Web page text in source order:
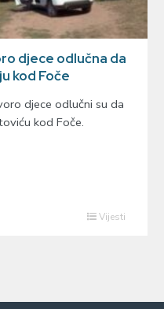
djece odlučna da
kod Foče
djece odlučni su da
kod Foče.
Vijesti